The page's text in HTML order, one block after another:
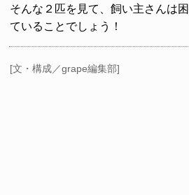
そんな２匹を見て、飼い主さんは
ていることでしょう！
[文・構成／grape編集部]